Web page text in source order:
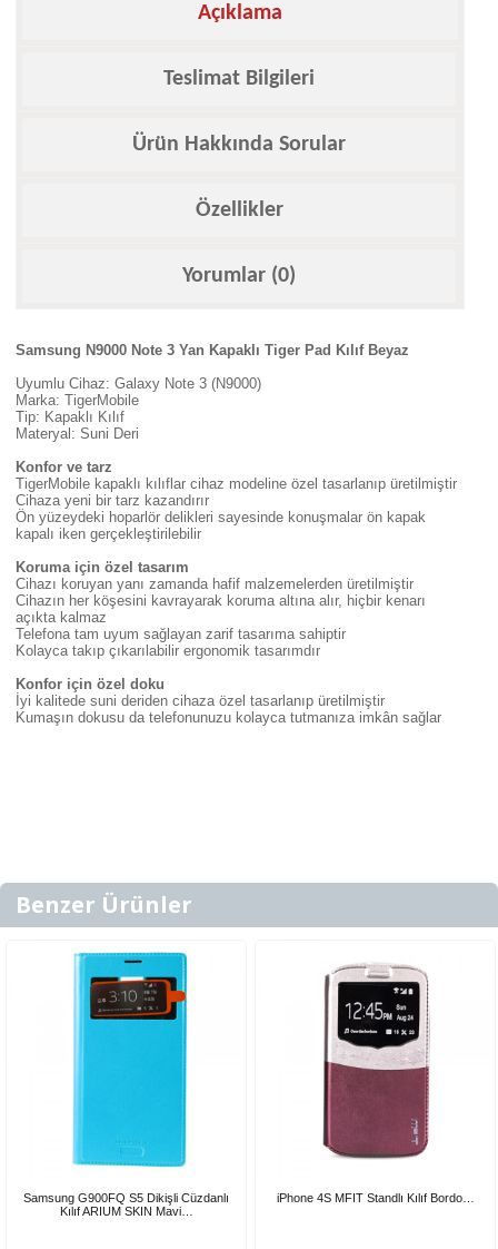
Açıklama
Teslimat Bilgileri
Ürün Hakkında Sorular
Özellikler
Yorumlar (0)
Samsung N9000 Note 3 Yan Kapaklı Tiger Pad Kılıf Beyaz
Uyumlu Cihaz: Galaxy Note 3 (N9000)
Marka: TigerMobile
Tip: Kapaklı Kılıf
Materyal: Suni Deri
Konfor ve tarz
TigerMobile kapaklı kılıflar cihaz modeline özel tasarlanıp üretilmiştir
Cihaza yeni bir tarz kazandırır
Ön yüzeydeki hoparlör delikleri sayesinde konuşmalar ön kapak
kapalı iken gerçekleştirilebilir
Koruma için özel tasarım
Cihazı koruyan yanı zamanda hafif malzemelerden üretilmiştir
Cihazın her köşesini kavrayarak koruma altına alır, hiçbir kenarı
açıkta kalmaz
Telefona tam uyum sağlayan zarif tasarıma sahiptir
Kolayca takıp çıkarılabilir ergonomik tasarımdır
Konfor için özel doku
İyi kalitede suni deriden cihaza özel tasarlanıp üretilmiştir
Kumaşın dokusu da telefonunuzu kolayca tutmanıza imkân sağlar
Benzer Ürünler
Samsung G900FQ S5 Dikişli Cüzdanlı
Kılıf ARIUM SKIN Mavi…
iPhone 4S MFIT Standlı Kılıf Bordo…